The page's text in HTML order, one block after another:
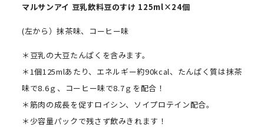
マルサンアイ 豆乳飲料豆のすけ 125ml×24個
(左から）抹茶味、コーヒー味
＊豆乳の大豆たんぱくを含みます。
＊1個125mlあたり、エネルギー約90kcal、たんぱく質は抹茶
味で8.6ｇ、コーヒー味で8.7ｇを配合！
＊筋肉の成長を促すロイシン、ソイプロテイン配合。
＊少容量パックで残さず飲みきれます！